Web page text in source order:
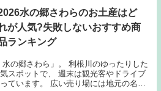
水の郷さわらのお土産はど
が人気?失敗しないおすすめ商
ランキング
の郷さわら」。 利根川のゆったりした
スポットで、 週末は観光客やドライブ
ています。 広い売り場には地元の名物